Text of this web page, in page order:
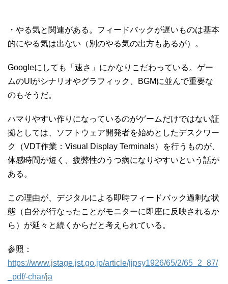
・やる気と関連がある。フィードバックが遅いものは基本
的にやる気は出ない（別のやる気の出方もあるが）。
Googleにしても「速さ」にかなりこだわっている。ゲー
ムのUIがシナリオやグラフィック、BGMに並んで重要な
のもそうだ。
ハマりやすい作りになっているのがゲームだけではない証
拠としては、ソフトウェア開発者を始めとしたデスクワー
ク（VDT作業：Visual Display Terminals）を行うものが、
体感時間が短く、疲弊性のうつ病になりやすいという話が
ある。
この理由が、デジタルによる即時フィードバック過剰な状
態（自分が行なったことがモニターに即座に反映されるか
ら）が延々と続くからだと考えられている。
参照：
https://www.jstage.jst.go.jp/article/jjpsy1926/65/2/65_2_87/
_pdf/-char/ja